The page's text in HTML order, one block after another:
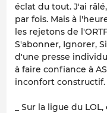
éclat du tout. J'ai
par fois. Mais à
les rejetons de
S'abonner, Ignorer,
d'une presse
à faire confiance à
inconfort constructif.
_ Sur la ligue du